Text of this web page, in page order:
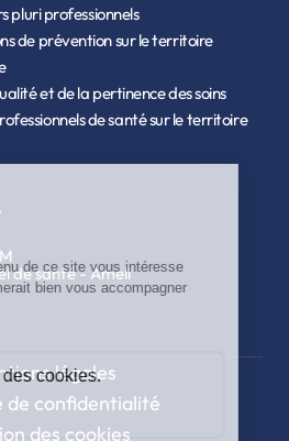
de santé - Ameli
pluri professionnels
de prévention sur le territoire
et de la pertinence des soins
de santé sur le territoire
légales
de confidentialité
des cookies